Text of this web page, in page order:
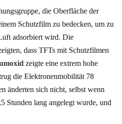
die Oberfläche der
Schutzfilm zu bedecken, um zu
adsorbiert wird. Die
dass TFTs mit Schutzfilmen
zeigte eine extrem hohe
die Elektronenmobilität 78
änderten sich nicht, selbst wenn
Stunden lang angelegt wurde, und